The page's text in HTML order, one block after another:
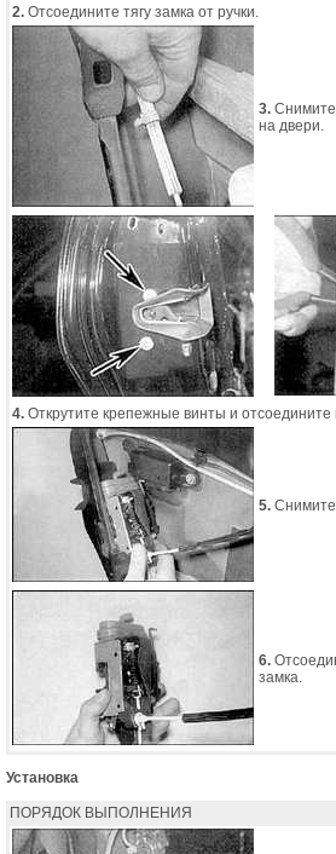
2. Отсоедините тягу замка от ручки.
3. Снимите
на двери.
4. Открутите крепежные винты и отсоедините
5.
6.
замка.
Установка
ПОРЯДОК ВЫПОЛНЕНИЯ